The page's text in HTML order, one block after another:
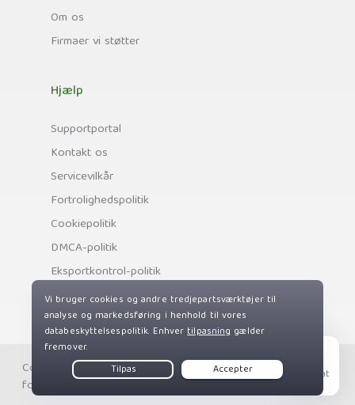
Om os
Firmaer vi støtter
Hjælp
Supportportal
Kontakt os
Servicevilkår
Fortrolighedspolitik
Cookiepolitik
DMCA-politik
Eksportkontrol-politik
Copyright © Private Internet Access, Inc. Alle rettigheder
forbeholdes.
Live Chat